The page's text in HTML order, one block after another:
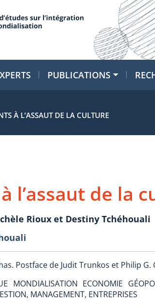
PUBLICATIONS
À L’ASSAUT DE LA CULTURE
l’assaut de la
Rioux et Destiny Tchéhouali
Postface de Judit Trunkos et Philip G.
MONDIALISATION ECONOMIE
MANAGEMENT, ENTREPRISES